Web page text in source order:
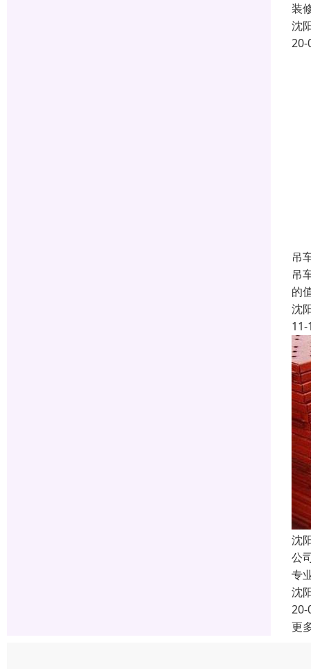
装
沈
20-
吊
吊
的
沈
11-
沈
公
专
沈
20-
更